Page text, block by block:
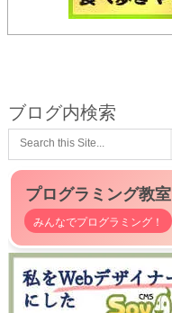
ブログ内検索
プログラミング教室
みんなでプログラミング！